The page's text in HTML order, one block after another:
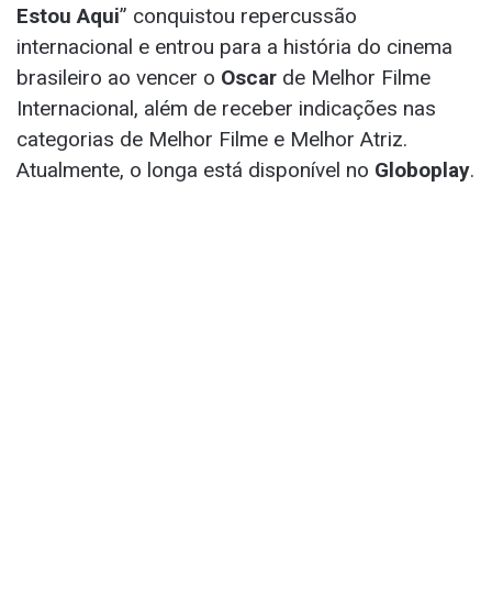
Estou Aqui” conquistou repercussão
internacional e entrou para a história do cinema
brasileiro ao vencer o Oscar de Melhor Filme
Internacional, além de receber indicações nas
categorias de Melhor Filme e Melhor Atriz.
Atualmente, o longa está disponível no Globoplay.